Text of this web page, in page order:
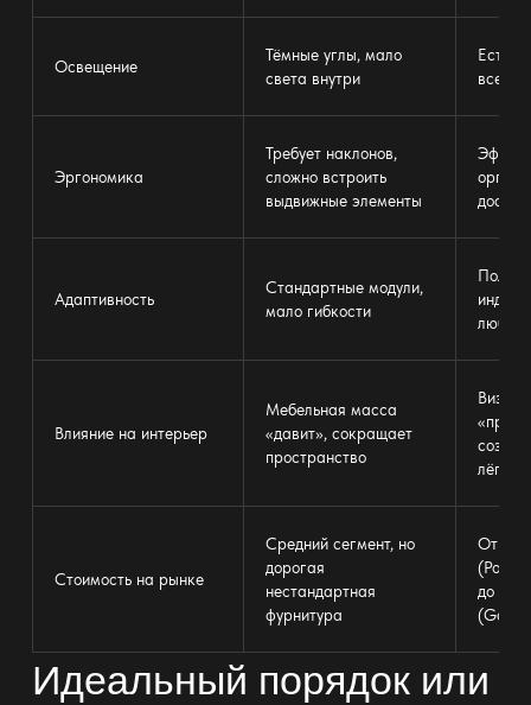
Освещение
Тёмные углы, мало
света внутри
всему
Эргономика
Требует наклонов,
сложно встроить
выдвижные элементы
доступ
Адаптивность
Стандартные модули,
мало гибкости
Полная
любые
Влияние на интерьер
Мебельная масса
«давит», сокращает
пространство
Стоимость на рынке
Средний сегмент, но
дорогая
нестандартная
фурнитура
От
до
Идеальный порядок или